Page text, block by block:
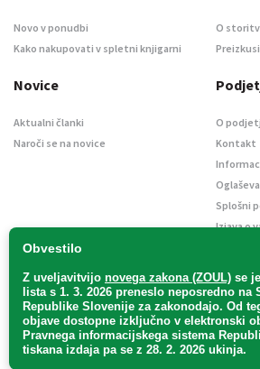
Obvestilo
Z uveljavitvijo novega zakona (ZOUL) se je
lista s 1. 3. 2026 preneslo neposredno na
Republike Slovenije za zakonodajo. Od
objave dostopne izključno v elektronski
Pravnega informacijskega sistema
tiskana izdaja pa se z 28. 2. 2026 ukinja.
Novo v ponudbi
Kako nakupovati v spletni knjigarni
O
Novice
Aktualni članki
Naroči se na novice
O
Kontakt
Splošni
Izjava o
Uradni list d. o. o. – v likvidaciji / Vse pravice pridržane.